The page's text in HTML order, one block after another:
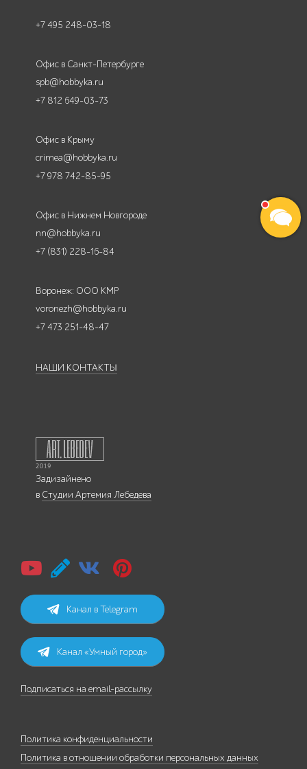
+7 495 248-03-18
Офис в Санкт-Петербурге
spb@hobbyka.ru
+7 812 649-03-73
Офис в Крыму
crimea@hobbyka.ru
+7 978 742-85-95
Офис в Нижнем Новгороде
nn@hobbyka.ru
+7 (831) 228-16-84
Воронеж: ООО КМР
voronezh@hobbyka.ru
+7 473 251-48-47
НАШИ КОНТАКТЫ
Задизайнено
в Студии Артемия Лебедева
Канал в Telegram
Канал «Умный город»
Подписаться на email-рассылку
Политика конфиденциальности
Политика в отношении обработки персональных данных